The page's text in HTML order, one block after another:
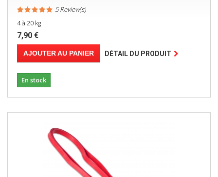
5 Review(s)
4 à 20 kg
7,90 €
AJOUTER AU PANIER DÉTAIL DU PRODUIT
En stock